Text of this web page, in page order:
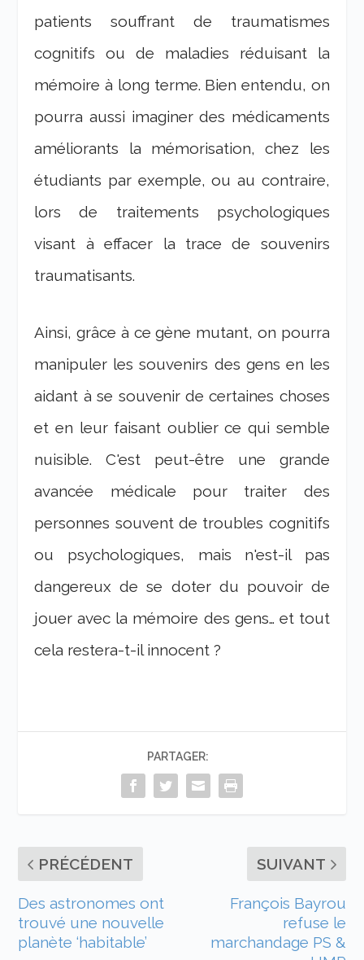
patients souffrant de traumatismes
cognitifs ou de maladies réduisant la
mémoire à long terme. Bien entendu, on
pourra aussi imaginer des médicaments
améliorants la mémorisation, chez les
étudiants par exemple, ou au contraire,
lors de traitements psychologiques
visant à effacer la trace de souvenirs
traumatisants.
Ainsi, grâce à ce gène mutant, on pourra
manipuler les souvenirs des gens en les
aidant à se souvenir de certaines choses
et en leur faisant oublier ce qui semble
nuisible. C'est peut-être une grande
avancée médicale pour traiter des
personnes souvent de troubles cognitifs
ou psychologiques, mais n'est-il pas
dangereux de se doter du pouvoir de
jouer avec la mémoire des gens… et tout
cela restera-t-il innocent ?
PARTAGER:
PRÉCÉDENT
Des astronomes ont
trouvé une nouvelle
planète ‘habitable’
SUIVANT
François Bayrou
refuse le
marchandage PS &